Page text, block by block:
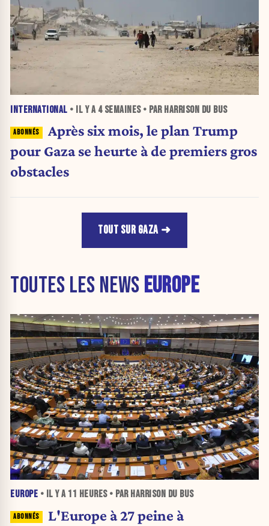
INTERNATIONAL • IL Y A 4 SEMAINES• PAR HARRISON DU BUS
Après six mois, le plan Trump
pour Gaza se heurte à de premiers gros
obstacles
TOUT SUR GAZA
TOUTES LES NEWS EUROPE
EUROPE • IL Y A 11 HEURES• PAR HARRISON DU BUS
L'Europe à 27 peine à